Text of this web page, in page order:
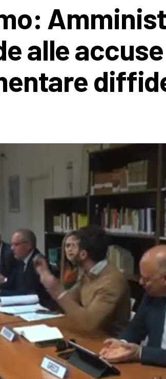
alle accuse